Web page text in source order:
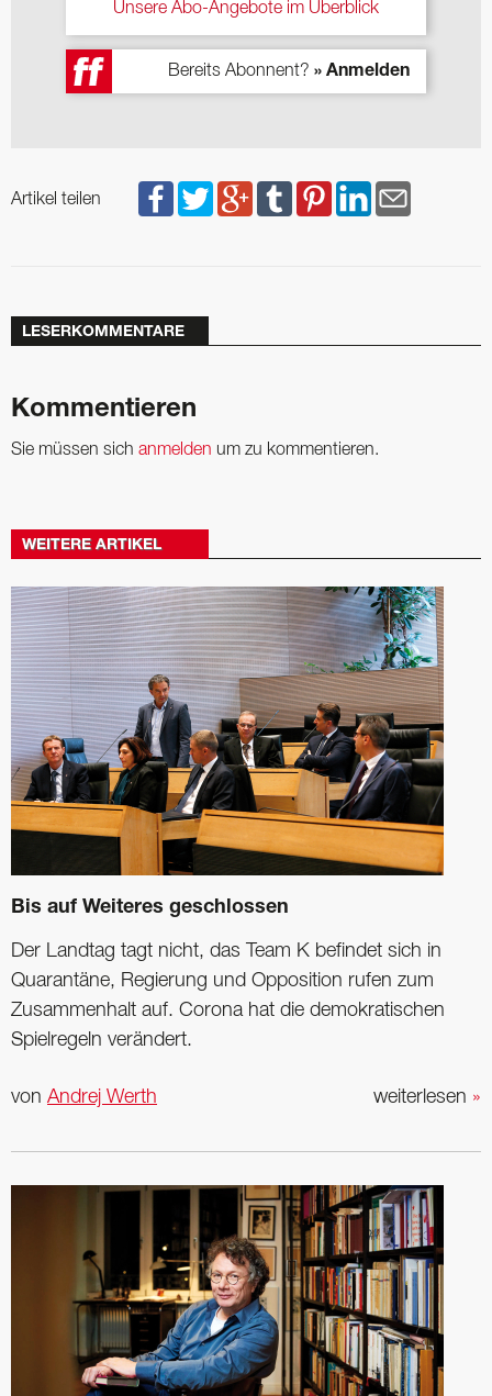
Unsere Abo-Angebote im Überblick
Bereits Abonnent? » Anmelden
Artikel teilen
LESERKOMMENTARE
Kommentieren
Sie müssen sich anmelden um zu kommentieren.
WEITERE ARTIKEL
Bis auf Weiteres geschlossen
Der Landtag tagt nicht, das Team K befindet sich in
Quarantäne, Regierung und ­Opposition rufen zum
Zusammenhalt auf. Corona hat die demokratischen
Spielregeln verändert.
weiterlesen »
von Andrej Werth